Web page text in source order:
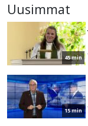
Uusimmat
45 min
15 min